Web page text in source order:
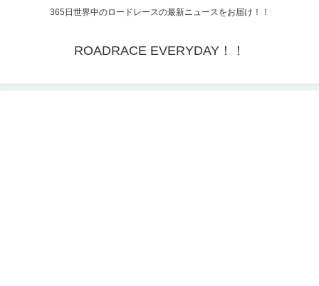
365日世界中のロードレースの最新ニュースをお届け！！
ROADRACE EVERYDAY！！